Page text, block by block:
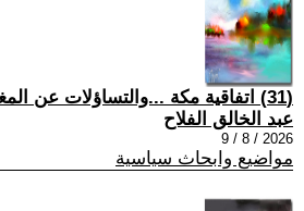
(31) اتفاقية مكة ...والتساؤلات عن المغزى
عبد الخالق الفلاح
2026 / 8 / 9
مواضيع وابحاث سياسية